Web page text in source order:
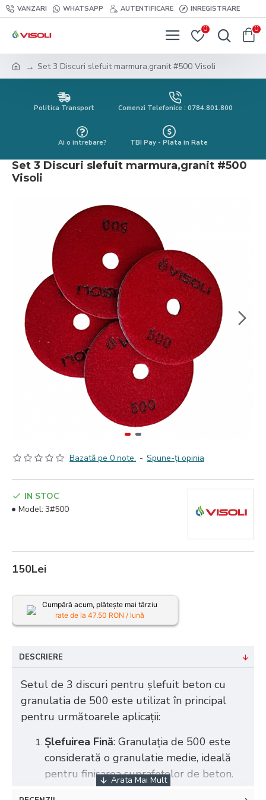
VANZARI WHATSAPP AUTENTIFICARE INREGISTRARE
0 0
Set 3 Discuri slefuit marmura,granit #500 Visoli
Politica Transport Comenzi Telefonice : 0784.801.800
Ai o intrebare? TBI Pay - Plata in Rate
Set 3 Discuri slefuit marmura,granit #500
Visoli
Bazată pe 0 note. - Spune-ţi opinia
150Lei
IN STOC
Model: 3#500
Cumpără acum, plătește mai târziu
rate de la 47.50 RON / lună
DESCRIERE
Setul de 3 discuri pentru șlefuit beton cu
granulatia de 500 este utilizat în principal
pentru următoarele aplicații:
Șlefuirea Fină: Granulația de 500 este
considerată o granulatie medie, ideală
pentru finisarea suprafețelor de beton.
Aceasta ajută la obținerea unei texturi